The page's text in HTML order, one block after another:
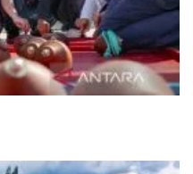
lengkapnya